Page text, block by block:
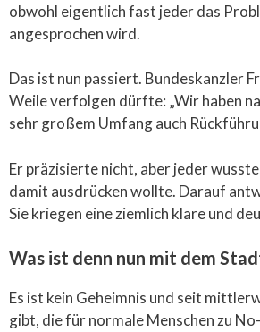
obwohl eigentlich fast jeder das
angesprochen wird.
Das ist nun passiert. Bundeskanzler
Weile verfolgen dürfte: „Wir haben
sehr großem Umfang auch
Er präzisierte nicht, aber jeder
damit ausdrücken wollte. Darauf
Sie kriegen eine ziemlich klare und
Was ist denn nun mit dem
Es ist kein Geheimnis und seit
gibt, die für normale Menschen zu